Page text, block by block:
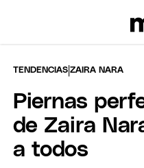
TENDENCIAS |ZAIRA NARA
Piernas
de Zaira
a todos